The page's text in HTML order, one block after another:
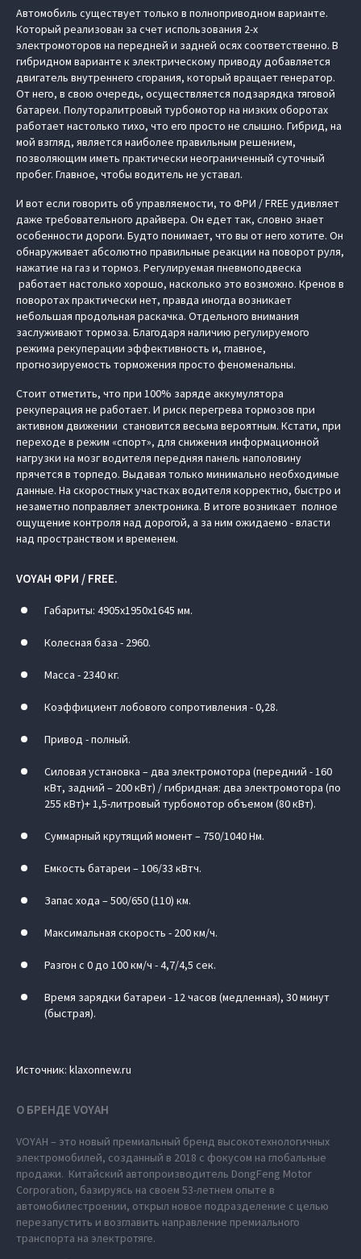
Автомобиль существует только в полноприводном варианте.
Который реализован за счет использования 2-х
электромоторов на передней и задней осях соответственно. В
гибридном варианте к электрическому приводу добавляется
двигатель внутреннего сгорания, который вращает генератор.
От него, в свою очередь, осуществляется подзарядка тяговой
батареи. Полуторалитровый турбомотор на низких оборотах
работает настолько тихо, что его просто не слышно. Гибрид, на
мой взгляд, является наиболее правильным решением,
позволяющим иметь практически неограниченный суточный
пробег. Главное, чтобы водитель не уставал.
И вот если говорить об управляемости, то ФРИ / FREE удивляет
даже требовательного драйвера. Он едет так, словно знает
особенности дороги. Будто понимает, что вы от него хотите. Он
обнаруживает абсолютно правильные реакции на поворот руля,
нажатие на газ и тормоз. Регулируемая пневмоподвеска
работает настолько хорошо, насколько это возможно. Кренов в
поворотах практически нет, правда иногда возникает
небольшая продольная раскачка. Отдельного внимания
заслуживают тормоза. Благодаря наличию регулируемого
режима рекуперации эффективность и, главное,
прогнозируемость торможения просто феноменальны.
Стоит отметить, что при 100% заряде аккумулятора
рекуперация не работает. И риск перегрева тормозов при
активном движении становится весьма вероятным. Кстати, при
переходе в режим «спорт», для снижения информационной
нагрузки на мозг водителя передняя панель наполовину
прячется в торпедо. Выдавая только минимально необходимые
данные. На скоростных участках водителя корректно, быстро и
незаметно поправляет электроника. В итоге возникает полное
ощущение контроля над дорогой, а за ним ожидаемо - власти
над пространством и временем.
VOYAH ФРИ / FREE.
Габариты: 4905х1950х1645 мм.
Колесная база - 2960.
Масса - 2340 кг.
Коэффициент лобового сопротивления - 0,28.
Привод - полный.
Силовая установка – два электромотора (передний - 160
кВт, задний – 200 кВт) / гибридная: два электромотора (по
255 кВт)+ 1,5-литровый турбомотор объемом (80 кВт).
Суммарный крутящий момент – 750/1040 Нм.
Емкость батареи – 106/33 кВтч.
Запас хода – 500/650 (110) км.
Максимальная скорость - 200 км/ч.
Разгон с 0 до 100 км/ч - 4,7/4,5 сек.
Время зарядки батареи - 12 часов (медленная), 30 минут
(быстрая).
Источник: klaxonnew.ru
О БРЕНДЕ VOYAH
VOYAH – это новый премиальный бренд высокотехнологичных
электромобилей, созданный в 2018 с фокусом на глобальные
продажи. Китайский автопроизводитель DongFeng Motor
Corporation, базируясь на своем 53-летнем опыте в
автомобилестроении, открыл новое подразделение с целью
перезапустить и возглавить направление премиального
транспорта на электротяге.